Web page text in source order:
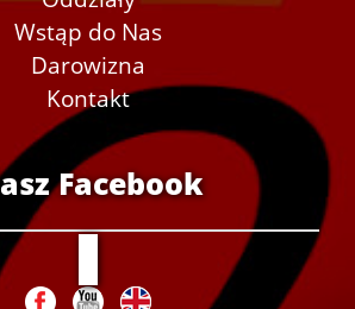
Wstąp do Nas
Darowizna
Kontakt
Facebook